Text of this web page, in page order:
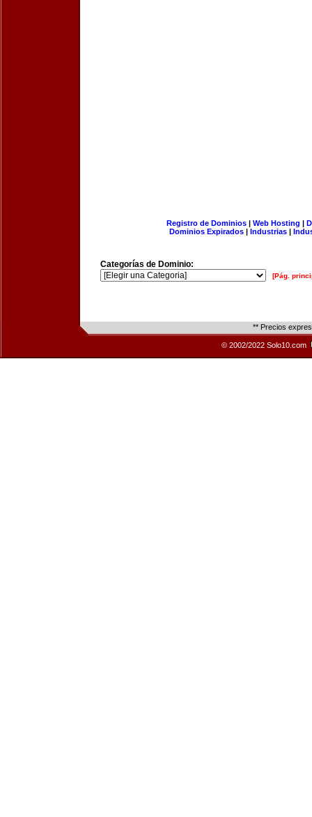
Registro de Dominios| Web Hosting |
Dominios Expirados | Industrias |
Categorías de Dominio:
[Pág.
** Precios
© 2002/2022 Solo10.com